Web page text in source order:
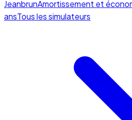
JeanbrunAmortissement et
ansTous les simulateurs